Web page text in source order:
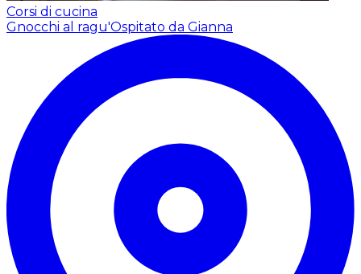
Corsi di cucina
Gnocchi al ragu'Ospitato da Gianna